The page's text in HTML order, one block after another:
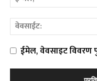
ईमेल, वेवसाइट विवरण